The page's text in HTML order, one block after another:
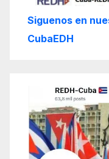
Siguenos en
CubaEDH